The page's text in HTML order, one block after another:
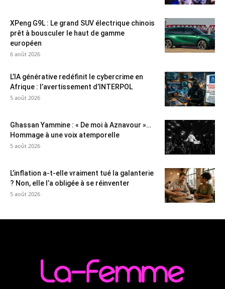
XPeng G9L : Le grand SUV électrique chinois
prêt à bousculer le haut de gamme
européen
6 août 2026
L’IA générative redéfinit le cybercrime en
Afrique : l’avertissement d’INTERPOL
5 août 2026
Ghassan Yammine : « De moi à Aznavour »…
Hommage à une voix atemporelle
5 août 2026
L’inflation a-t-elle vraiment tué la galanterie
? Non, elle l’a obligée à se réinventer
5 août 2026